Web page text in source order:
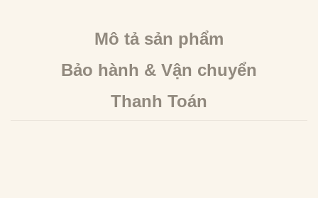
Mô tả sản phẩm
Bảo hành & Vận chuyển
Thanh Toán